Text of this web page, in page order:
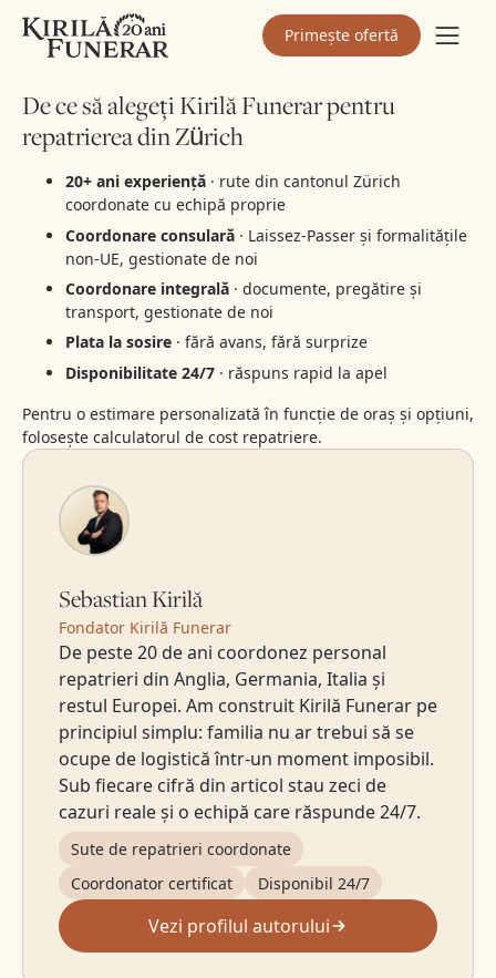
Primește ofertă
nu se modifică prețul serviciului convenit.
De ce să alegeți Kirilă Funerar pentru
repatrierea din Zürich
20+ ani experiență · rute din cantonul Zürich
coordonate cu echipă proprie
Coordonare consulară · Laissez-Passer și formalitățile
non-UE, gestionate de noi
Coordonare integrală · documente, pregătire și
transport, gestionate de noi
Plata la sosire · fără avans, fără surprize
Disponibilitate 24/7 · răspuns rapid la apel
Pentru o estimare personalizată în funcție de oraș și opțiuni,
folosește calculatorul de cost repatriere.
Sebastian Kirilă
Fondator Kirilă Funerar
De peste 20 de ani coordonez personal
repatrieri din Anglia, Germania, Italia și
restul Europei. Am construit Kirilă Funerar pe
principiul simplu: familia nu ar trebui să se
ocupe de logistică într-un moment imposibil.
Sub fiecare cifră din articol stau zeci de
cazuri reale și o echipă care răspunde 24/7.
Sute de repatrieri coordonate
Coordonator certificat
Disponibil 24/7
Vezi profilul autorului